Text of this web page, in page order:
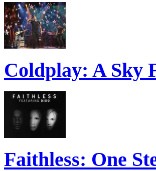
Coldplay: A Sky
Faithless: One